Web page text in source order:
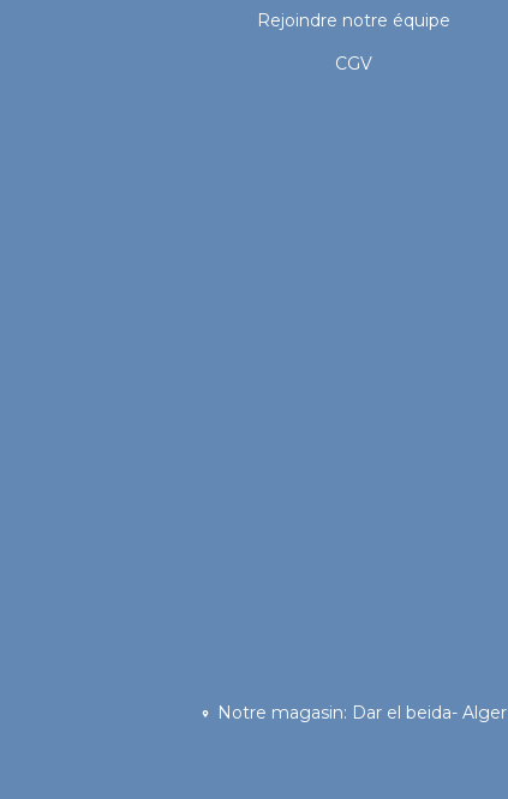
Rejoindre notre équipe
CGV
Notre magasin: Dar el beida- Alger